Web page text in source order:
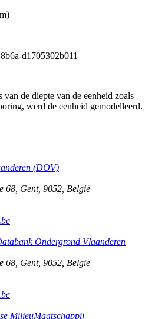
d1705302b011
van de diepte van de eenheid zoals
werd de eenheid gemodelleerd.
(DOV)
68 Gent, 9052 België
Ondergrond Vlaanderen
68 Gent, 9052 België
MilieuMaatschappij